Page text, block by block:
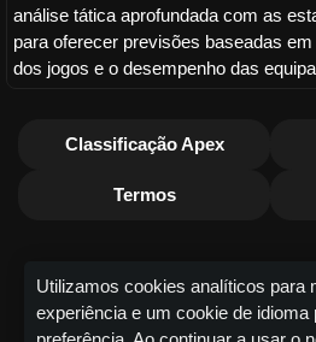
análise tática aprofundada com as
para oferecer previsões baseadas
dos jogos e o desempenho das
Classificação Apex
Termos
Utilizamos cookies analíticos para
experiência e um cookie de idioma